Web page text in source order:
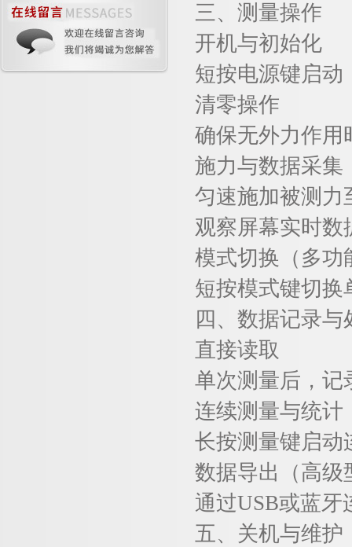
三、 测量操作
开机与初始化
短按电源键启动
清零操作
确保无外力作用
施力与数据采集
匀速施加被测力
观察屏幕实时数
模式切换（多功
短按模式键切换
四、 数据记录与
直接读取
单次测量后，记
连续测量与统计
长按测量键启动
数据导出（高级
通过USB或蓝牙
五、 关机与维护